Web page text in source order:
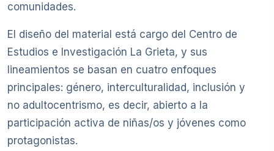
comunidades.
El diseño del material está cargo del Centro de
Estudios e Investigación La Grieta, y sus
lineamientos se basan en cuatro enfoques
principales: género, interculturalidad, inclusión y
no adultocentrismo, es decir, abierto a la
participación activa de niñas/os y jóvenes como
protagonistas.